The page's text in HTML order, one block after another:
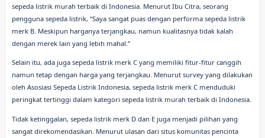
sepeda listrik murah terbaik di Indonesia. Menurut Ibu Citra, seorang
pengguna sepeda listrik, “Saya sangat puas dengan performa sepeda listrik
merk B. Meskipun harganya terjangkau, namun kualitasnya tidak kalah
dengan merek lain yang lebih mahal.”
Selain itu, ada juga sepeda listrik merk C yang memiliki fitur-fitur canggih
namun tetap dengan harga yang terjangkau. Menurut survey yang dilakukan
oleh Asosiasi Sepeda Listrik Indonesia, sepeda listrik merk C menduduki
peringkat tertinggi dalam kategori sepeda listrik murah terbaik di Indonesia.
Tidak ketinggalan, sepeda listrik merk D dan E juga menjadi pilihan yang
sangat direkomendasikan. Menurut ulasan dari situs komunitas pencinta